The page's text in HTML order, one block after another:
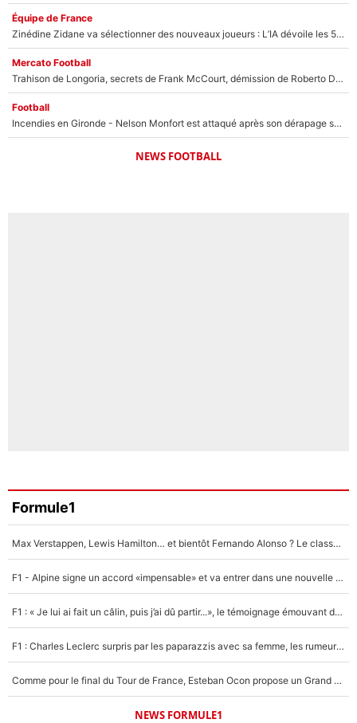
Équipe de France
Zinédine Zidane va sélectionner des nouveaux joueurs : L’IA dévoile les 5 cracks qui pourraient rapidement le rejoindre en équipe de France !
Mercato Football
Trahison de Longoria, secrets de Frank McCourt, démission de Roberto De Zerbi : Medhi Benatia se lâche sur son départ de l'OM et fait d'importantes révélations
Football
Incendies en Gironde - Nelson Monfort est attaqué après son dérapage sur CNews : «Et lui, il prend combien pour parler dans un studio climatisé?»
NEWS FOOTBALL
Formule1
Max Verstappen, Lewis Hamilton… et bientôt Fernando Alonso ? Le classement des pilotes les mieux payés en Formule 1 risque de changer !
F1 - Alpine signe un accord «impensable» et va entrer dans une nouvelle dimension : Grande nouvelle pour Pierre Gasly !
F1 : « Je lui ai fait un câlin, puis j’ai dû partir...», le témoignage émouvant de Max Verstappen sur sa fille
F1 : Charles Leclerc surpris par les paparazzis avec sa femme, les rumeurs étaient vraies !
Comme pour le final du Tour de France, Esteban Ocon propose un Grand Prix de Formule 1 à Paris : «Autour de l’Arc de Triomphe, ce serait génial» !
NEWS FORMULE1